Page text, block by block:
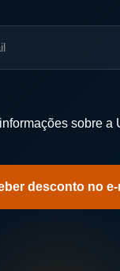
sobre a